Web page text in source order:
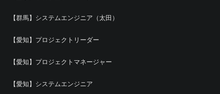
【群馬】システムエンジニア（太田）
【愛知】プロジェクトリーダー
【愛知】プロジェクトマネージャー
【愛知】システムエンジニア